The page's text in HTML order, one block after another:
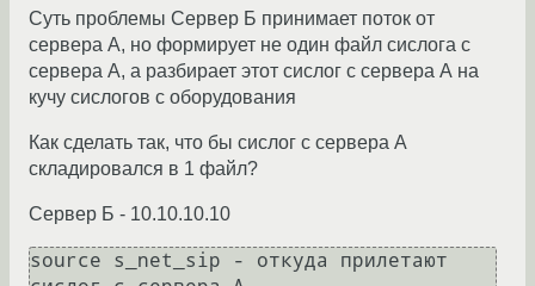
Суть проблемы Сервер Б принимает поток от
сервера А, но формирует не один файл сислога с
сервера А, а разбирает этот сислог с сервера А на
кучу сислогов с оборудования
Как сделать так, что бы сислог с сервера А
складировался в 1 файл?
Сервер Б - 10.10.10.10
source s_net_sip - откуда прилетают